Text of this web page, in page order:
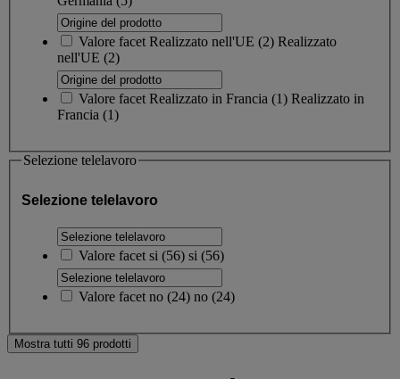
Valore facet Realizzato nell'UE (2) Realizzato
nell'UE (2)
Valore facet Realizzato in Francia (1) Realizzato in
Francia (1)
Selezione telelavoro
Selezione telelavoro
Valore facet si (56) si (56)
Valore facet no (24) no (24)
Mostra tutti 96 prodotti